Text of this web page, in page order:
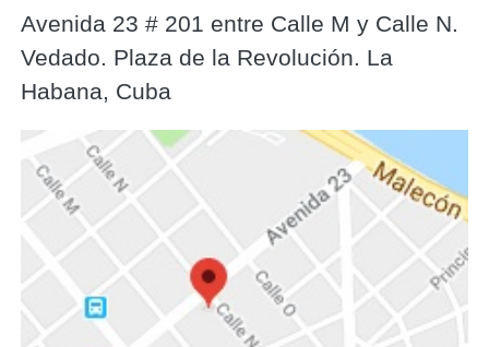
Avenida 23 # 201 entre Calle M y Calle N.
Vedado. Plaza de la Revolución. La
Habana, Cuba